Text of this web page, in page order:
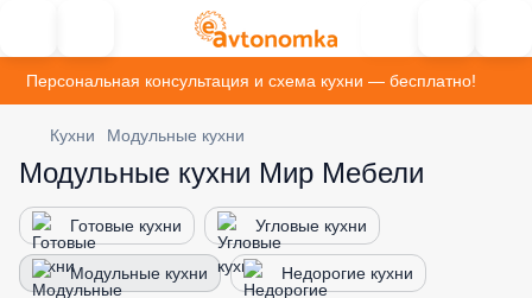
Персональная консультация и схема кухни — бесплатно!
Кухни Модульные кухни
Модульные кухни Мир Мебели
Готовые кухни Угловые кухни
Модульные кухни Недорогие кухни